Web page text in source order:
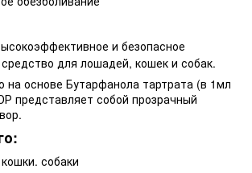
и безопасное
для лошадей, кошек и собак.
на основе Бутарфанола тартрата (в 1мл
представляет собой прозрачный
собаки